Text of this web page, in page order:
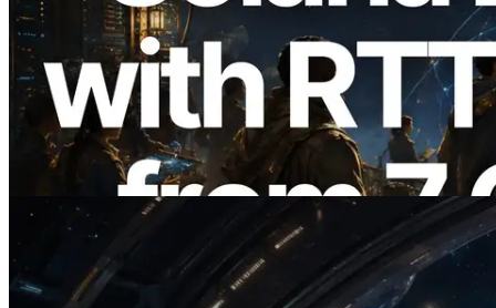
ERPC 擴展 Solana Leader Slot API：新
增全球 7 個區域的 Ping 測量 —
Validators Information API 同步上線